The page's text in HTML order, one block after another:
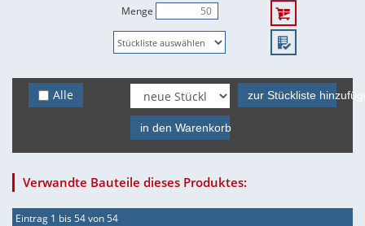
Menge
Alle zur Stückliste
in den Warenkorb
Verwandte Bauteile dieses Produktes:
Eintrag 1 bis 54 von 54